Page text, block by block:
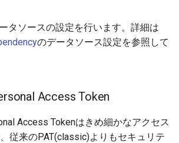
タソースの設定を行います。詳細は
のデータソース設定を参照して
Access Token
Access Tokenはきめ細かなアクセス
従来のPAT(classic)よりもセキュリテ